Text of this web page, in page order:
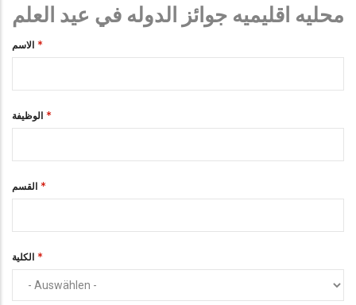
محليه اقليميه جوائز الدوله في عيد العلم
الاسم
الوظيفة
القسم
الكلية